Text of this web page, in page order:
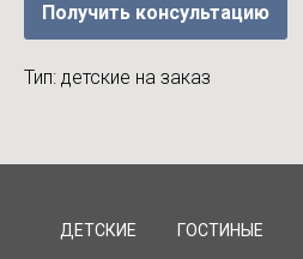
Получить консультацию
Тип: детские на заказ
ДЕТСКИЕ ГОСТИНЫЕ